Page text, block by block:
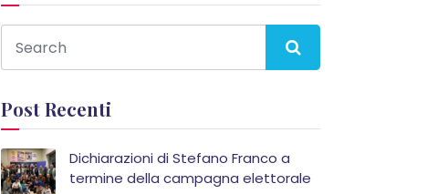
Post Recenti
Dichiarazioni di Stefano Franco a
termine della campagna elettorale